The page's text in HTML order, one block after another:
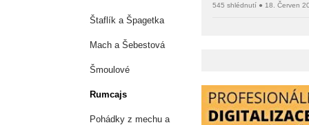
545 shlédnutí ● 18. Červen
Štaflík a Špagetka
Mach a Šebestová
Šmoulové
Rumcajs
Pohádky z mechu a